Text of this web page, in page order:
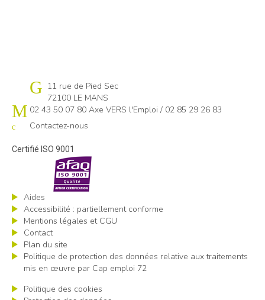
Cap emploi 72
11 rue de Pied Sec
72100 LE MANS
02 43 50 07 80 Axe VERS l'Emploi / 02 85 29 26 83
Contactez-nous
Certifié ISO 9001
Aides
Accessibilité : partiellement conforme
Mentions légales et CGU
Contact
Plan du site
Politique de protection des données relative aux traitements
mis en œuvre par Cap emploi 72
Politique des cookies